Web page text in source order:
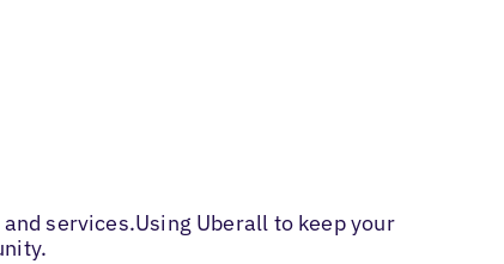
services.Using Uberall to keep your